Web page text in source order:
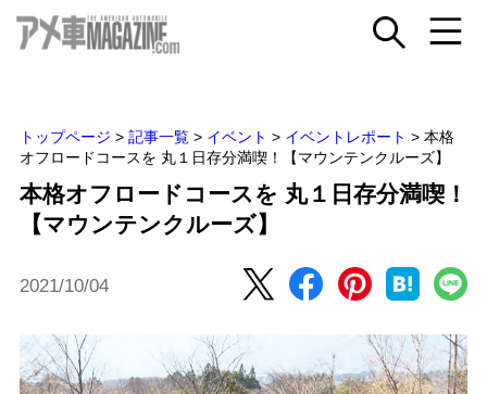
トップページ > 記事一覧 > イベント > イベントレポート > 本格
オフロードコースを 丸１日存分満喫！【マウンテンクルーズ】
本格オフロードコースを 丸１日存分満喫！
【マウンテンクルーズ】
2021/10/04